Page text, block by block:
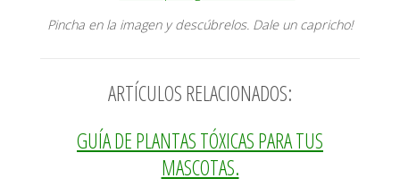
Pincha en la imagen y descúbrelos. Dale un capricho!
ARTÍCULOS RELACIONADOS:
GUÍA DE PLANTAS TÓXICAS PARA TUS
MASCOTAS.